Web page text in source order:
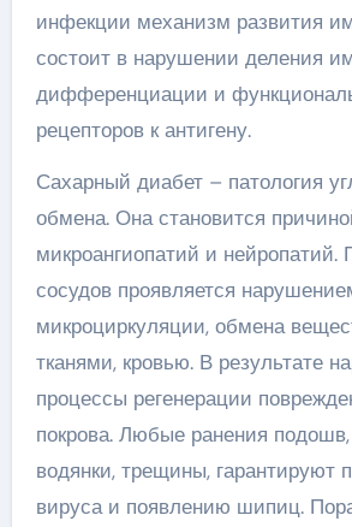
инфекции механизм развития
состоит в нарушении деления
дифференциации и
рецепторов к антигену.
Сахарный диабет – патология
обмена. Она становится
микроангиопатий и нейропатий.
сосудов проявляется
микроциркуляции, обмена
тканями, кровью. В результате
процессы регенерации
покрова. Любые ранения
водянки, трещины, гарантируют
вируса и появлению шипиц.